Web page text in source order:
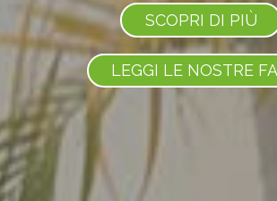
TERRORIZZATA.
PUNGERE?
I cosiddetti
chiamati per il loro
che ricorda quello
zanzare)